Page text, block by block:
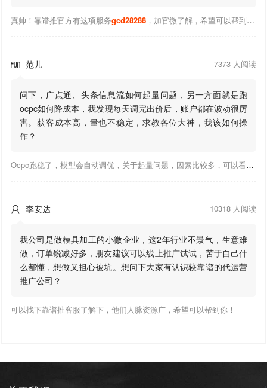
真帅！靠谱推官方有这项服务gcd28288，加官微了解，希望可以帮到你！
 范儿 7373 人阅读
问下，广点通、头条信息流如何起量问题，另一方面就是跑
ocpc如何降成本，我发现每天调完出价后，账户都在波动很厉
害。获客成本高，量也不稳定，求教各位大神，我该如何操
作？
Ocpc跑稳了，模型会自动调优，关于起量问题，因素比较多，可以看下靠谱推大神出的干货文章，都是经验总结，应该可以找到对应解决。
 李安达 10318 人阅读
我公司是做模具加工的小微企业，这2年行业不景气，生意难
做，订单锐减好多，朋友建议可以线上推广试试，苦于自己什
么都懂，想做又担心被坑。想问下大家有认识较靠谱的代运营
推广公司？
可以找下靠谱推客服了解下，他们人脉资源广，希望可以帮到你！